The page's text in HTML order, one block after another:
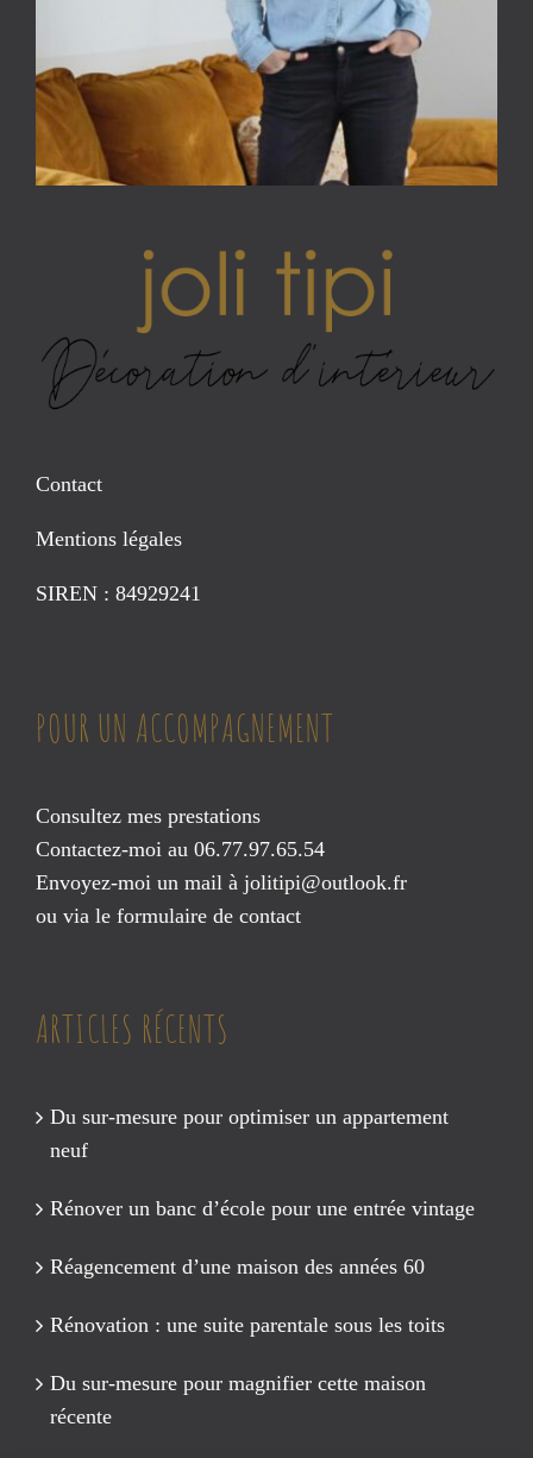
Contact
Mentions légales
SIREN : 84929241
POUR UN ACCOMPAGNEMENT
Consultez mes prestations
Contactez-moi au 06.77.97.65.54
Envoyez-moi un mail à jolitipi@outlook.fr
ou via le formulaire de contact
ARTICLES RÉCENTS
Du sur-mesure pour optimiser un appartement
neuf
Rénover un banc d’école pour une entrée vintage
Réagencement d’une maison des années 60
Rénovation : une suite parentale sous les toits
Du sur-mesure pour magnifier cette maison
récente